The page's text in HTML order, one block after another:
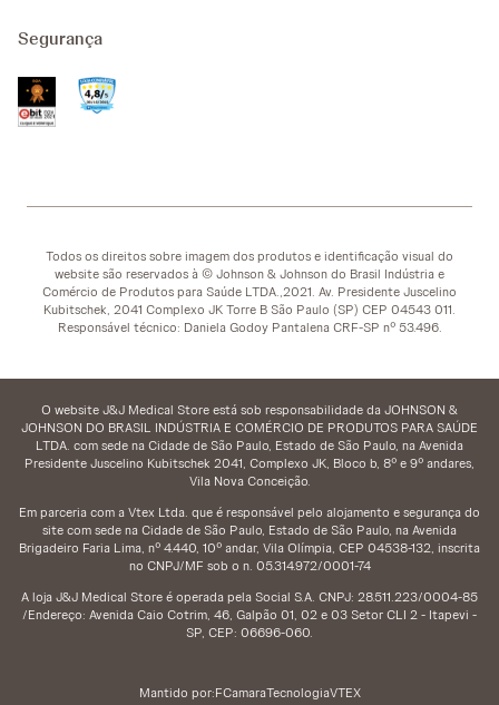
Segurança
Todos os direitos sobre imagem dos produtos e identificação visual do
website são reservados à © Johnson & Johnson do Brasil Indústria e
Comércio de Produtos para Saúde LTDA.,2021. Av. Presidente Juscelino
Kubitschek, 2041 Complexo JK Torre B São Paulo (SP) CEP 04543 011.
Responsável técnico: Daniela Godoy Pantalena CRF-SP nº 53.496.
O website J&J Medical Store está sob responsabilidade da JOHNSON &
JOHNSON DO BRASIL INDÚSTRIA E COMÉRCIO DE PRODUTOS PARA SAÚDE
LTDA. com sede na Cidade de São Paulo, Estado de São Paulo, na Avenida
Presidente Juscelino Kubitschek 2041, Complexo JK, Bloco b, 8º e 9º andares,
Vila Nova Conceição.
Em parceria com a Vtex Ltda. que é responsável pelo alojamento e segurança do
site com sede na Cidade de São Paulo, Estado de São Paulo, na Avenida
Brigadeiro Faria Lima, nº 4.440, 10º andar, Vila Olímpia, CEP 04538-132, inscrita
no CNPJ/MF sob o n. 05.314.972/0001-74
A loja J&J Medical Store é operada pela Social S.A. CNPJ: 28.511.223/0004-85
/Endereço: Avenida Caio Cotrim, 46, Galpão 01, 02 e 03 Setor CLI 2 - Itapevi -
SP, CEP: 06696-060.
Mantido por:FCamaraTecnologiaVTEX